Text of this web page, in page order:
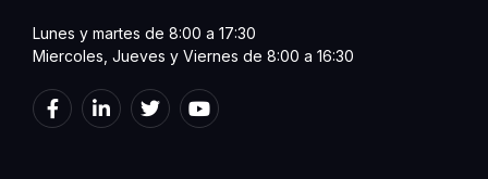
Lunes y martes de 8:00 a 17:30
Miercoles, Jueves y Viernes de 8:00 a 16:30
F
a
L
i
T
w
Y
o